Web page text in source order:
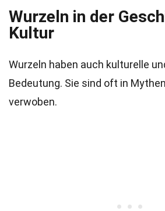
Wurzeln in der
Kultur
Wurzeln haben auch kulturelle
Bedeutung. Sie sind oft in
verwoben.